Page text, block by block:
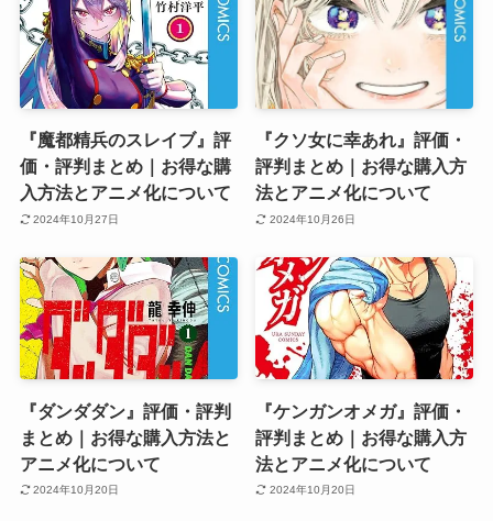
『魔都精兵のスレイブ』評
価・評判まとめ｜お得な購
入方法とアニメ化について
2024年10月27日
『クソ女に幸あれ』評価・
評判まとめ｜お得な購入方
法とアニメ化について
2024年10月26日
『ダンダダン』評価・評判
まとめ｜お得な購入方法と
アニメ化について
2024年10月20日
『ケンガンオメガ』評価・
評判まとめ｜お得な購入方
法とアニメ化について
2024年10月20日